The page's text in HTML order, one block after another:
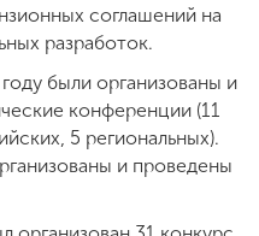
соглашений на
разработок.
были организованы и
конференции (11
5 региональных).
и проведены